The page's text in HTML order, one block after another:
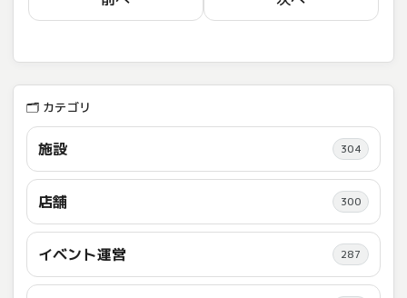
🗂️ カテゴリ
施設 304
店舗 300
イベント運営 287